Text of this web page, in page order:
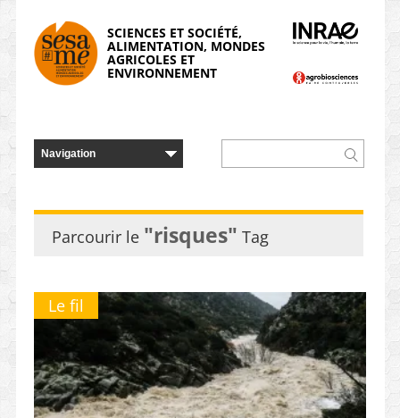
SCIENCES ET SOCIÉTÉ,
ALIMENTATION, MONDES
AGRICOLES ET
ENVIRONNEMENT
Parcourir le "risques" Tag
Le fil